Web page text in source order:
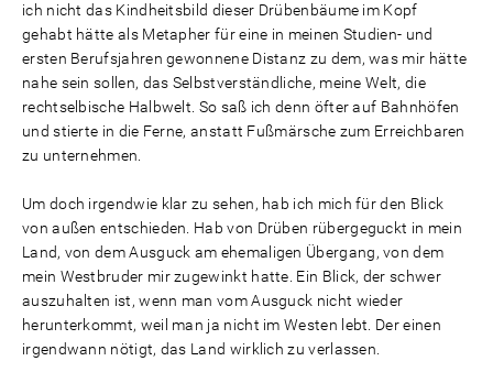
ich nicht das Kindheitsbild dieser Drübenbäume im Kopf
gehabt hätte als Metapher für eine in meinen Studien- und
ersten Berufsjahren gewonnene Distanz zu dem, was mir hätte
nahe sein sollen, das Selbstverständliche, meine Welt, die
rechtselbische Halbwelt. So saß ich denn öfter auf Bahnhöfen
und stierte in die Ferne, anstatt Fußmärsche zum Erreichbaren
zu unternehmen.
Um doch irgendwie klar zu sehen, hab ich mich für den Blick
von außen entschieden. Hab von Drüben rübergeguckt in mein
Land, von dem Ausguck am ehemaligen Übergang, von dem
mein Westbruder mir zugewinkt hatte. Ein Blick, der schwer
auszuhalten ist, wenn man vom Ausguck nicht wieder
herunterkommt, weil man ja nicht im Westen lebt. Der einen
irgendwann nötigt, das Land wirklich zu verlassen.